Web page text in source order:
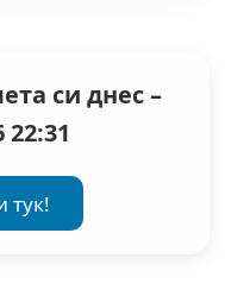
си днес –
22:31
тук!